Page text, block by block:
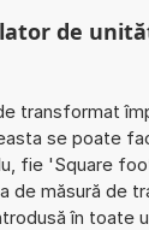
de
transformat
se poate
fie 'Square
de măsură de
în toate